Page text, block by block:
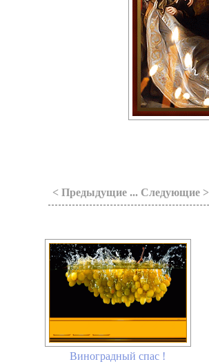
< Предыдущие ... Следующие >
Виноградный спас !